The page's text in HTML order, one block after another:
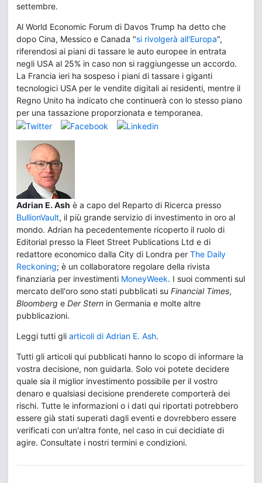
settembre.
Al World Economic Forum di Davos Trump ha detto che
dopo Cina, Messico e Canada "si rivolgerà all'Europa",
riferendosi ai piani di tassare le auto europee in entrata
negli USA al 25% in caso non si raggiungesse un accordo.
La Francia ieri ha sospeso i piani di tassare i giganti
tecnologici USA per le vendite digitali ai residenti, mentre il
Regno Unito ha indicato che continuerà con lo stesso piano
per una tassazione proporzionata e temporanea.
Adrian E. Ash è a capo del Reparto di Ricerca presso
BullionVault, il più grande servizio di investimento in oro al
mondo. Adrian ha pecedentemente ricoperto il ruolo di
Editorial presso la Fleet Street Publications Ltd e di
redattore economico dalla City di Londra per The Daily
Reckoning; è un collaboratore regolare della rivista
finanziaria per investimenti MoneyWeek. I suoi commenti sul
mercato dell'oro sono stati pubblicati su Financial Times,
Bloomberg e Der Stern in Germania e molte altre
pubblicazioni.
Leggi tutti gli articoli di Adrian E. Ash.
Tutti gli articoli qui pubblicati hanno lo scopo di informare la
vostra decisione, non guidarla. Solo voi potete decidere
quale sia il miglior investimento possibile per il vostro
denaro e qualsiasi decisione prenderete comporterà dei
rischi. Tutte le informazioni o i dati qui riportati potrebbero
essere già stati superati dagli eventi e dovrebbero essere
verificati con un'altra fonte, nel caso in cui decidiate di
agire. Consultate i nostri termini e condizioni.